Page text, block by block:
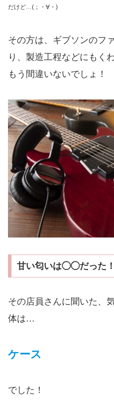
だけど…(；・∀・)
その方は、ギブソンのフ
り、製造工程などにもく
もう間違いないでしょ！
甘い匂いは◯◯だった！
その店員さんに聞いた、
体は…
ケース
でした！